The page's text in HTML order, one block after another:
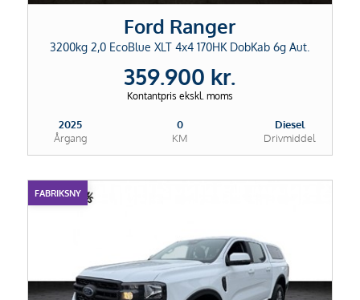
Ford Ranger
3200kg 2,0 EcoBlue XLT 4x4 170HK DobKab 6g Aut.
359.900 kr.
Kontantpris ekskl. moms
2025
Årgang
0
KM
Diesel
Drivmiddel
FABRIKSNY